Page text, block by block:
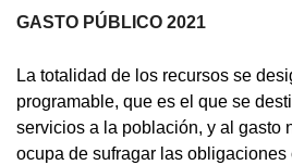
GASTO PÚBLICO 2021
La totalidad de los recursos se
programable, que es el que se
servicios a la población, y al gasto
ocupa de sufragar las obligaciones